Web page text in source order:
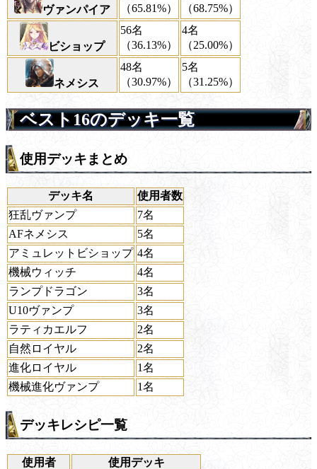
ヴァンパイア
（65.81%）
（68.75%）
ビショップ
56名
（36.13%）
4名
（25.00%）
ネメシス
48名
（30.97%）
5名
（31.25%）
ベスト16のデッキ一覧
使用デッキまとめ
デッキ名
使用者数
狂乱ヴァンプ
7名
AFネメシス
5名
アミュレットビショップ 4名
機械ウィッチ
4名
ランプドラゴン
3名
U10ヴァンプ
3名
ラティカエルフ
2名
自然ロイヤル
2名
進化ロイヤル
1名
機械進化ヴァンプ
1名
デッキレシピ一覧
使用者 使用デッキ